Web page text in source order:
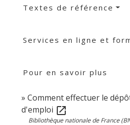
Textes de référence
Services en ligne et
Pour en savoir plus
Comment effectuer le
d'emploi open_in_new
Bibliothèque nationale de France